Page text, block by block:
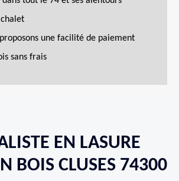
proposons une facilité de paiement
sans frais
EN LASURE
BOIS CLUSES 74300